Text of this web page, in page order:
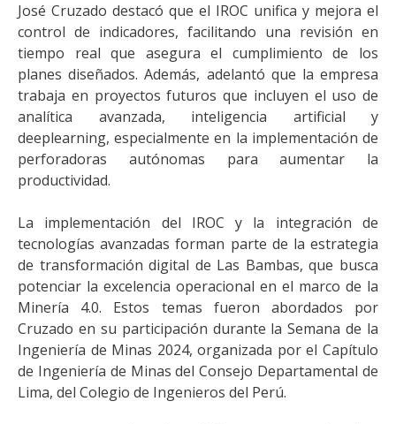
José Cruzado destacó que el IROC unifica y mejora el
control de indicadores, facilitando una revisión en
tiempo real que asegura el cumplimiento de los
planes diseñados. Además, adelantó que la empresa
trabaja en proyectos futuros que incluyen el uso de
analítica avanzada, inteligencia artificial y
deeplearning, especialmente en la implementación de
perforadoras autónomas para aumentar la
productividad.
La implementación del IROC y la integración de
tecnologías avanzadas forman parte de la estrategia
de transformación digital de Las Bambas, que busca
potenciar la excelencia operacional en el marco de la
Minería 4.0. Estos temas fueron abordados por
Cruzado en su participación durante la Semana de la
Ingeniería de Minas 2024, organizada por el Capítulo
de Ingeniería de Minas del Consejo Departamental de
Lima, del Colegio de Ingenieros del Perú.